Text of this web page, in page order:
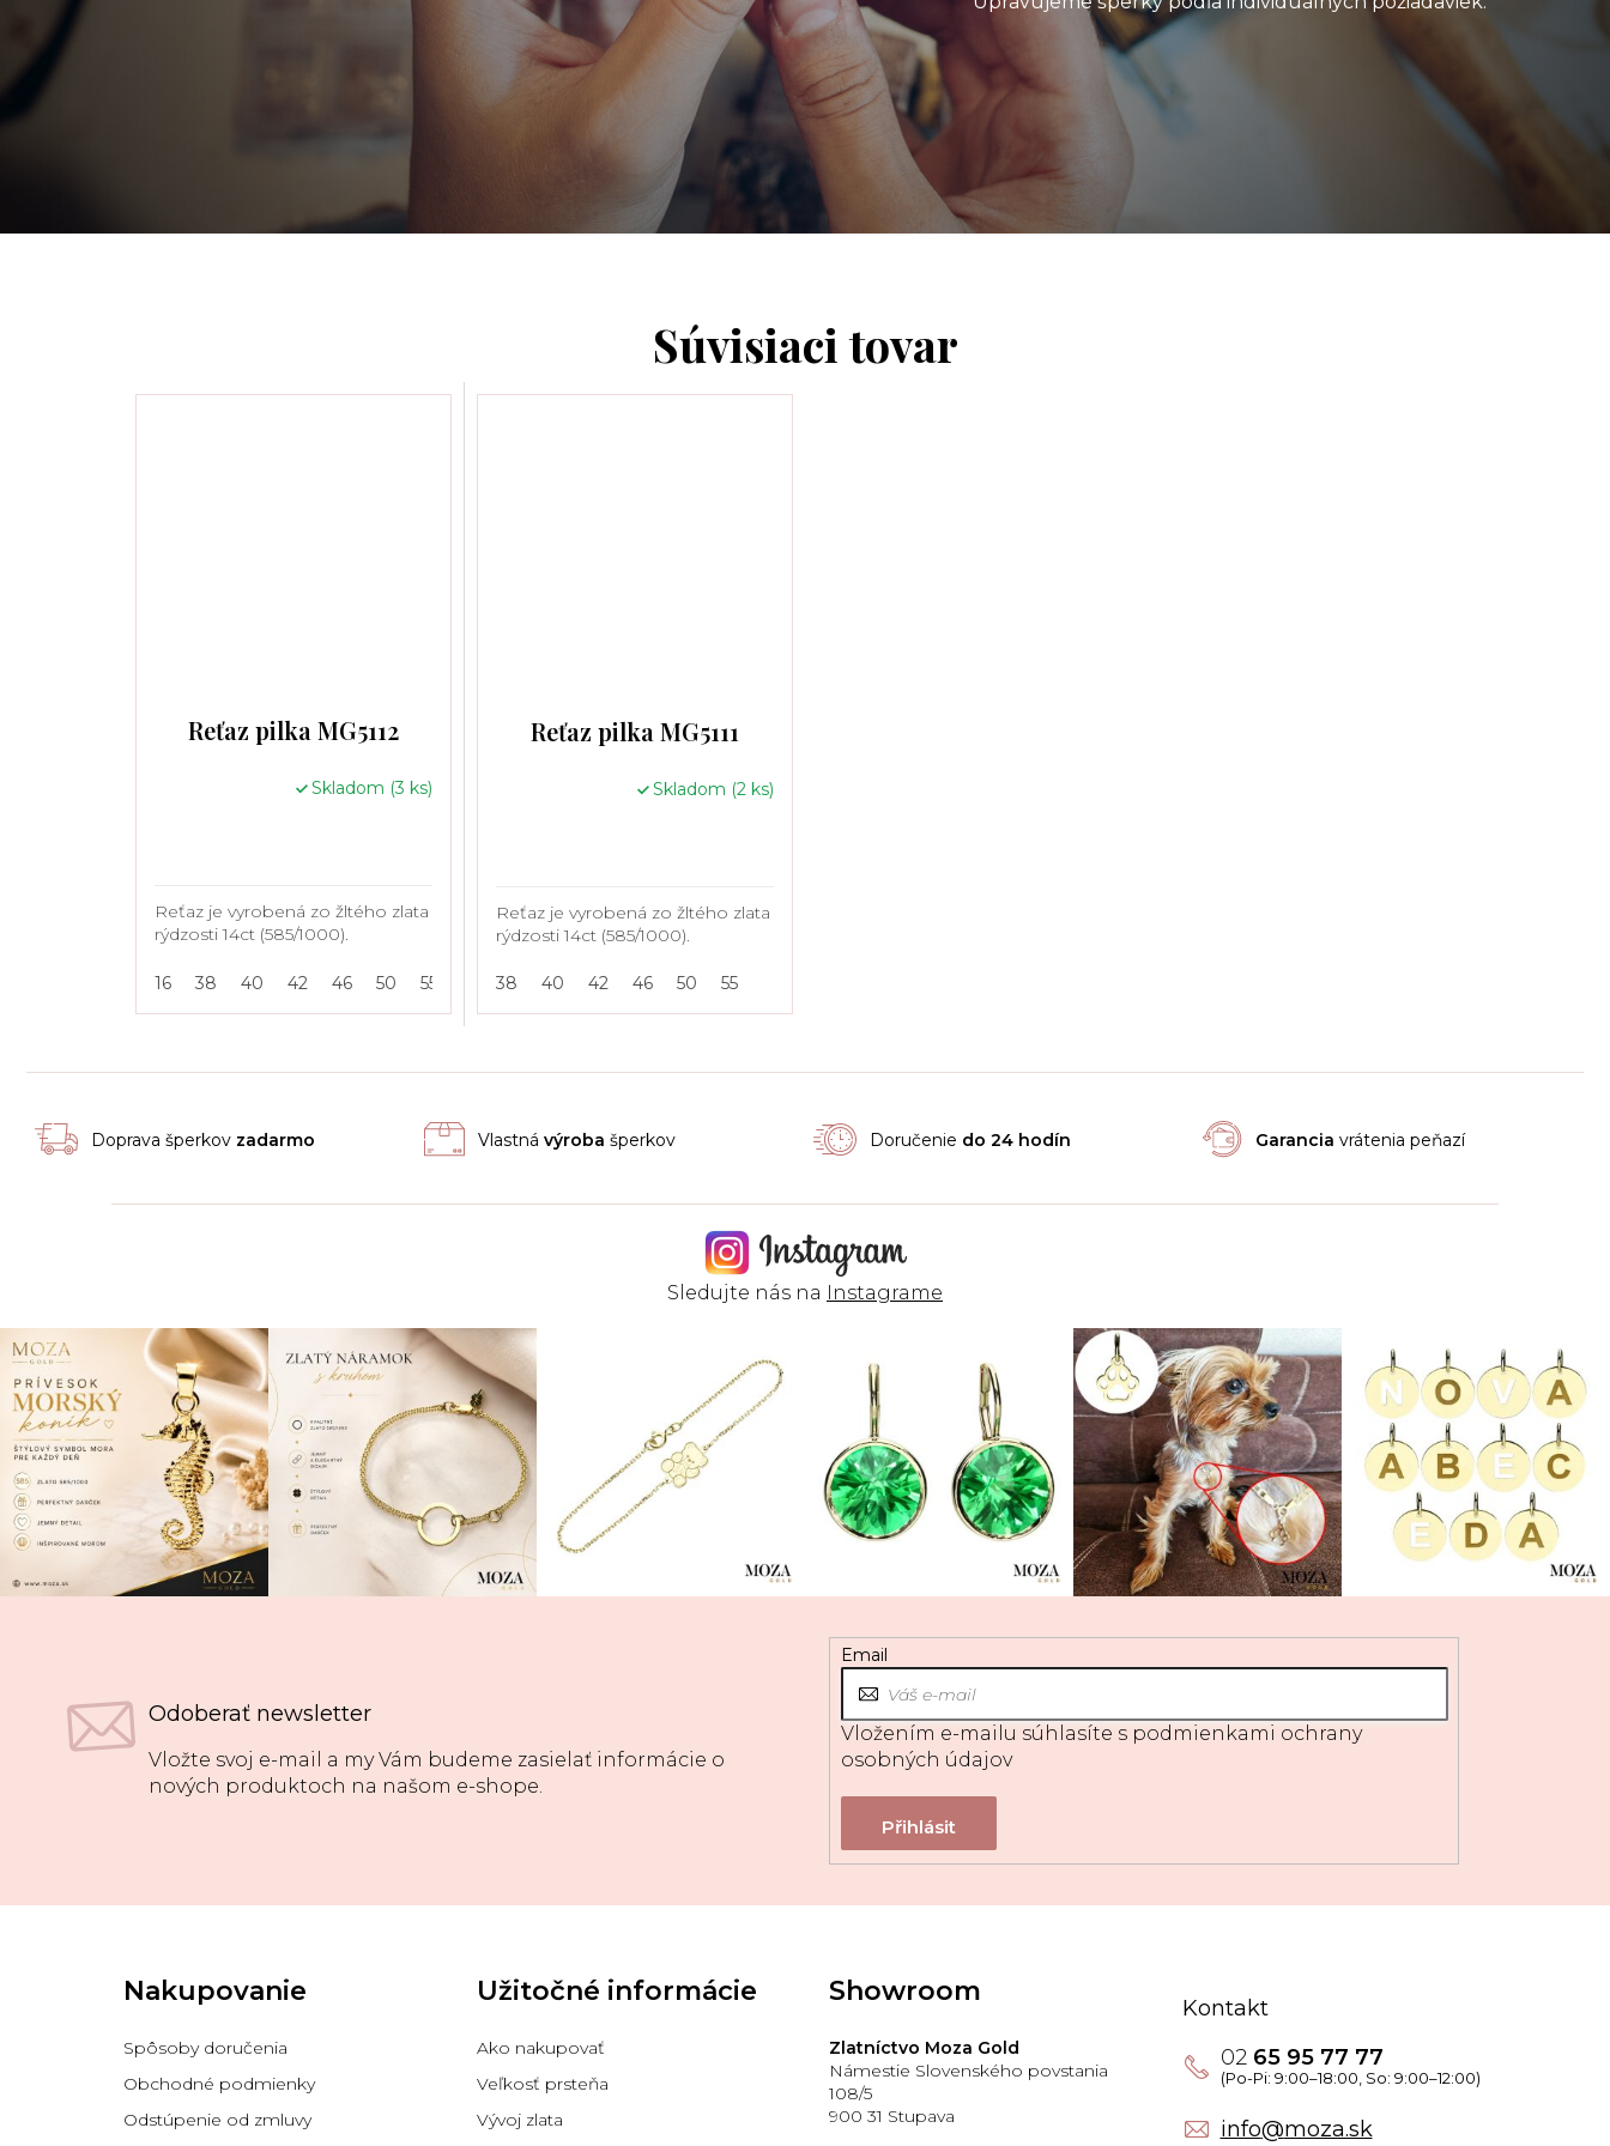
Súvisiaci tovar
Reťaz pilka MG5112
Skladom (3 ks)
Reťaz je vyrobená zo žltého zlata
rýdzosti 14ct (585/1000).
16 38 40 42 46 50 55
Reťaz pilka MG5111
Skladom (2 ks)
Reťaz je vyrobená zo žltého zlata
rýdzosti 14ct (585/1000).
38 40 42 46 50 55
Doprava šperkov zadarmo Vlastná výroba šperkov Doručenie do 24 hodín Garancia vrátenia peňazí
Sledujte nás na Instagrame
Odoberať newsletter
Vložte svoj e-mail a my Vám budeme zasielať informácie o
nových produktoch na našom e-shope.
Email
Vložením e-mailu súhlasíte s podmienkami ochrany
osobných údajov
Z
Nakupovanie
Spôsoby doručenia
Obchodné podmienky
Odstúpenie od zmluvy
Užitočné informácie
Ako nakupovať
Veľkosť prsteňa
Vývoj zlata
Showroom
Zlatníctvo Moza Gold
Námestie Slovenského povstania
108/5
900 31 Stupava
Kontakt
info@moza.sk
0265 95 77 77